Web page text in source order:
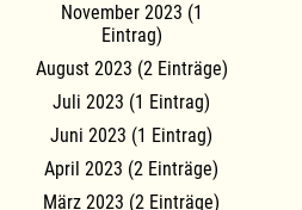
November 2023 (1
Eintrag)
August 2023 (2 Einträge)
Juli 2023 (1 Eintrag)
Juni 2023 (1 Eintrag)
April 2023 (2 Einträge)
März 2023 (2 Einträge)